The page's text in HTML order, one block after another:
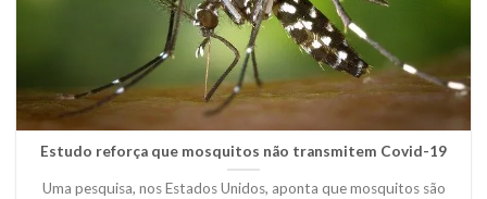
Estudo reforça que mosquitos não transmitem Covid-19
Uma pesquisa, nos Estados Unidos, aponta que mosquitos são